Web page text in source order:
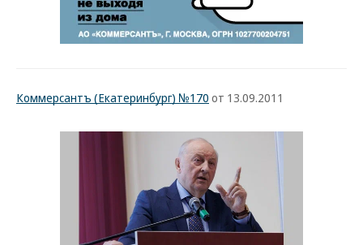
Коммерсантъ (Екатеринбург) №170 от 13.09.2011